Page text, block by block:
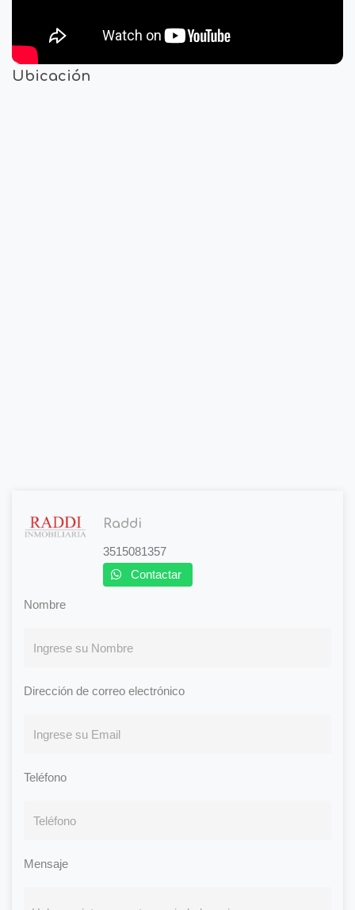
Ubicación
Raddi
3515081357
Contactar
Nombre
Dirección de correo electrónico
Teléfono
Mensaje